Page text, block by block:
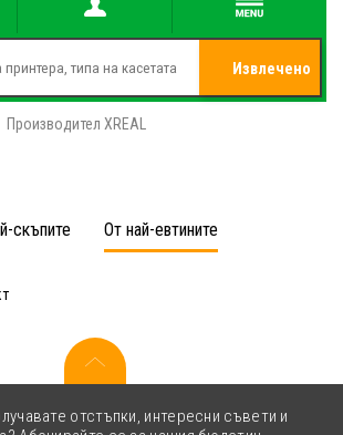
Извлечено
Производител XREAL
скъпите От най-евтините
отстъпки, интересни съвети и